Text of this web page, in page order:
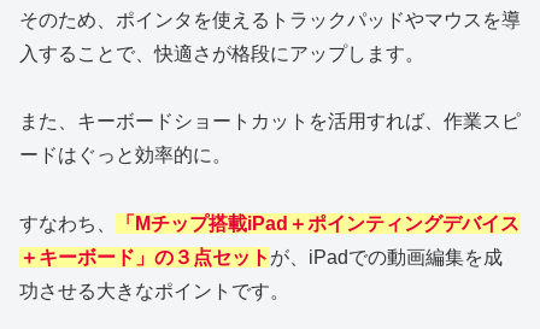
そのため、ポインタを使えるトラックパッドやマウスを導
入することで、快適さが格段にアップします。
また、キーボードショートカットを活用すれば、作業スピ
ードはぐっと効率的に。
すなわち、
「Mチップ搭載iPad＋ポインティングデバイス
＋キーボード」の３点セット が、iPadでの動画編集を成
功させる大きなポイントです。